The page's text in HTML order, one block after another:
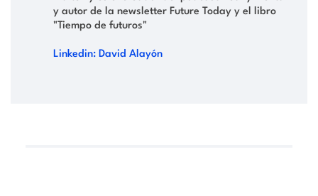
y autor de la newsletter Future Today y el libro
"Tiempo de futuros"
Linkedin: David Alayón